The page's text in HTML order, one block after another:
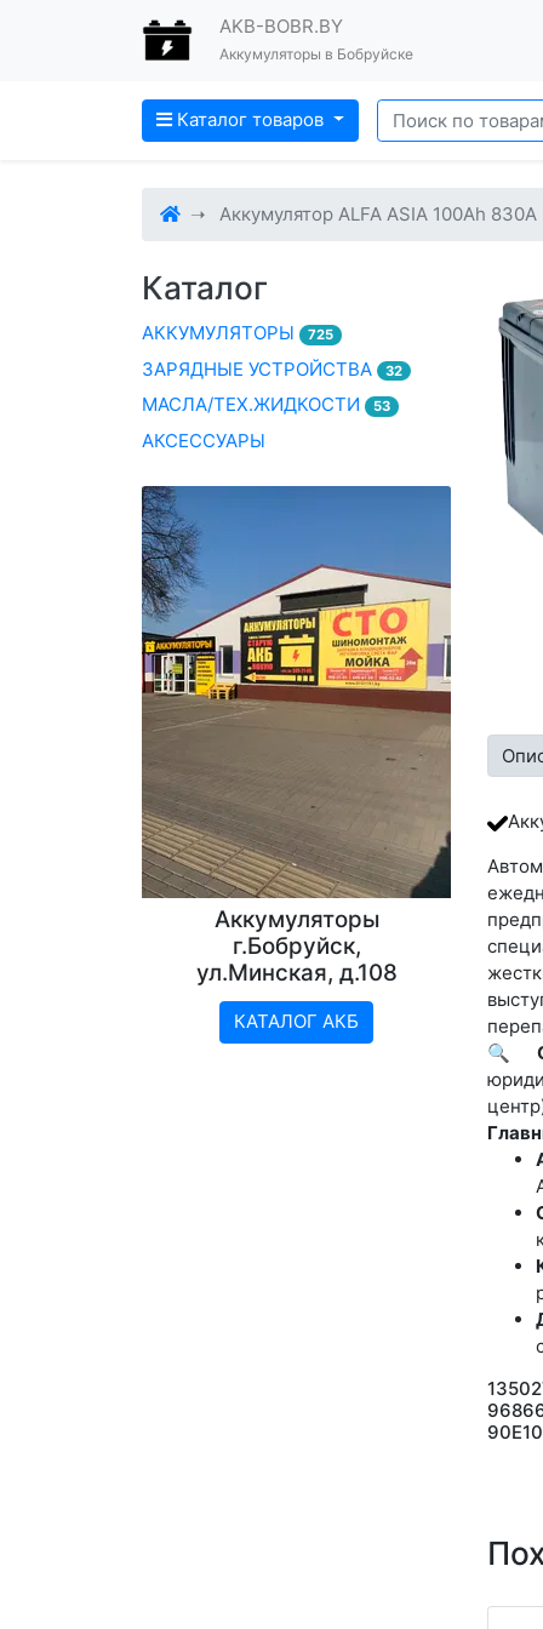
AKB-BOBR.BY
Аккумуляторы в Бобруйске
Каталог товаров
Аккумулятор ALFA ASIA 100Ah 830A
🔍
Каталог
АККУМУЛЯТОРЫ 725
ЗАРЯДНЫЕ УСТРОЙСТВА 32
МАСЛА/ТЕХ.ЖИДКОСТИ 53
АКСЕССУАРЫ
Аккумуляторы
г.Бобруйск,
ул.Минская, д.108
КАТАЛОГ АКБ